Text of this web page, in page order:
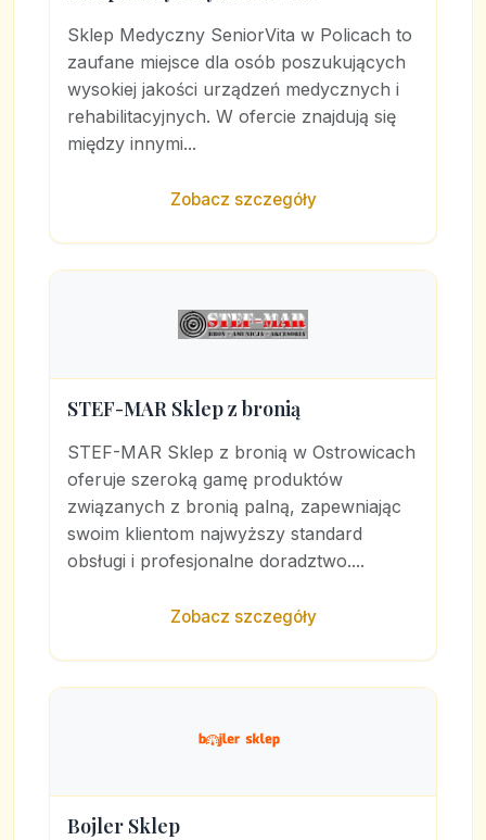
Sklep Medyczny SeniorVita w Policach to
zaufane miejsce dla osób poszukujących
wysokiej jakości urządzeń medycznych i
rehabilitacyjnych. W ofercie znajdują się
między innymi...
Zobacz szczegóły
STEF-MAR Sklep z bronią
STEF-MAR Sklep z bronią w Ostrowicach
oferuje szeroką gamę produktów
związanych z bronią palną, zapewniając
swoim klientom najwyższy standard
obsługi i profesjonalne doradztwo....
Zobacz szczegóły
Bojler Sklep